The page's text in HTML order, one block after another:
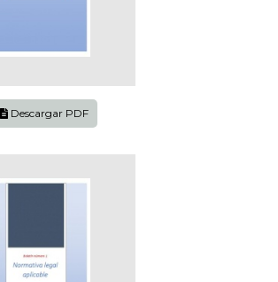
Descargar PDF